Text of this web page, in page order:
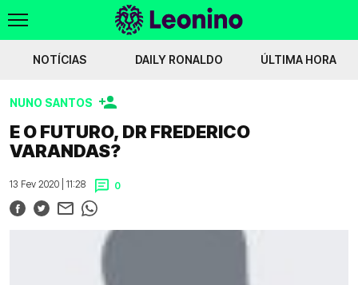
faz leões desistir de contratação
Voltar
WIKILEONINO
NOTÍCIAS DAILY RONALDO ÚLTIMA HORA
NUNO SANTOS
E O FUTURO, DR FREDERICO
VARANDAS?
13 Fev 2020 | 11:28 0